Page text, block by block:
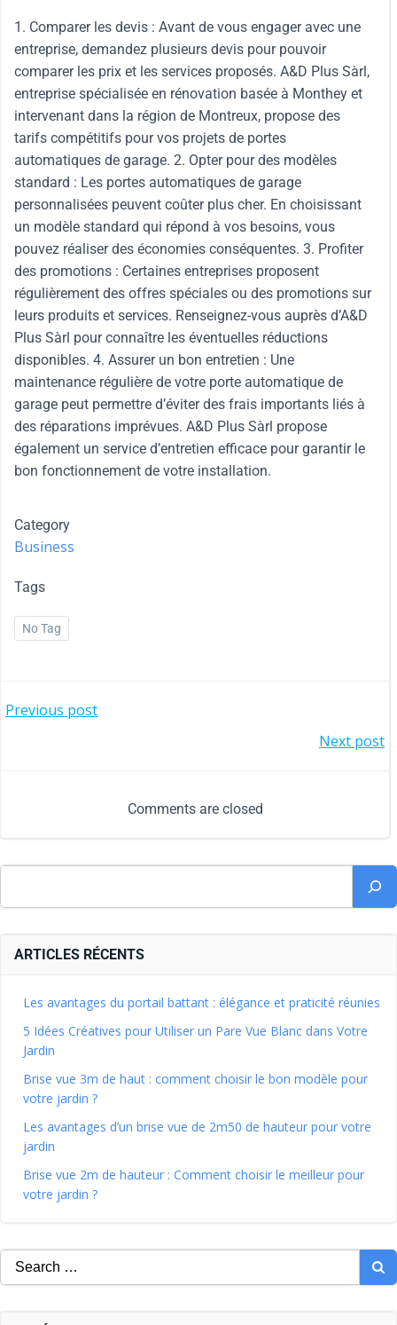
1. Comparer les devis : Avant de vous engager avec une
entreprise, demandez plusieurs devis pour pouvoir
comparer les prix et les services proposés. A&D Plus Sàrl,
entreprise spécialisée en rénovation basée à Monthey et
intervenant dans la région de Montreux, propose des
tarifs compétitifs pour vos projets de portes
automatiques de garage. 2. Opter pour des modèles
standard : Les portes automatiques de garage
personnalisées peuvent coûter plus cher. En choisissant
un modèle standard qui répond à vos besoins, vous
pouvez réaliser des économies conséquentes. 3. Profiter
des promotions : Certaines entreprises proposent
régulièrement des offres spéciales ou des promotions sur
leurs produits et services. Renseignez-vous auprès d’A&D
Plus Sàrl pour connaître les éventuelles réductions
disponibles. 4. Assurer un bon entretien : Une
maintenance régulière de votre porte automatique de
garage peut permettre d’éviter des frais importants liés à
des réparations imprévues. A&D Plus Sàrl propose
également un service d’entretien efficace pour garantir le
bon fonctionnement de votre installation.
Category
Business
Tags
No Tag
Previous post
Next post
Comments are closed
ARTICLES RÉCENTS
Les avantages du portail battant : élégance et praticité réunies
5 Idées Créatives pour Utiliser un Pare Vue Blanc dans Votre
Jardin
Brise vue 3m de haut : comment choisir le bon modèle pour
votre jardin ?
Les avantages d’un brise vue de 2m50 de hauteur pour votre
jardin
Brise vue 2m de hauteur : Comment choisir le meilleur pour
votre jardin ?